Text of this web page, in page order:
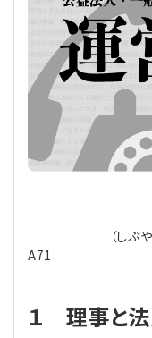
評議員
登記関連
定款関連
法改正-法人運営
税務
インボイス
電子帳簿保存法
給与計算
法改正-労務
利益相反取引
個人情報
法改正-法務
資産運用
連載
論壇
カレンダー
【連載】オピニオン
【連載】会計相談室
【連載】公益法人
【連載】これから
【連載】採用・定着
【連載】事例に学
【連載】シェアコモ
【連載】シェアコ
無料記事
公益・一般法人オンラ
専門誌一覧
お問合せ
（し
A71
１ 理事と